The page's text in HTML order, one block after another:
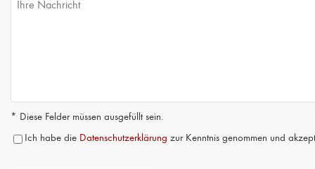
* Diese Felder müssen ausgefüllt sein.
Ich habe die Datenschutzerklärung zur Kenntnis genommen und